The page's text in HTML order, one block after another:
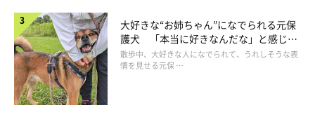
大好きな“お姉ちゃん”になでられる元保
護犬 「本当に好きなんだな」と感じる
表情にほっこり
散歩中、大好きな人になでられて、うれしそうな表
情を見せる元保 …